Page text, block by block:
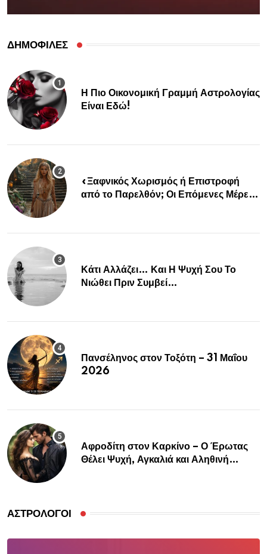
ΔΗΜΟΦΙΛΕΣ
Η Πιο Οικονομική Γραμμή Αστρολογίας
Είναι Εδώ!
«Ξαφνικός Χωρισμός ή Επιστροφή
από το Παρελθόν; Οι Επόμενες Μέρες
Κάτι Αλλάζει… Και Η Ψυχή Σου Το
Νιώθει Πριν Συμβεί…
Πανσέληνος στον Τοξότη – 31 Μαΐου
2026
Αφροδίτη στον Καρκίνο – Ο Έρωτας
Θέλει Ψυχή, Αγκαλιά και Αληθινή
ΑΣΤΡΟΛΌΓΟΙ